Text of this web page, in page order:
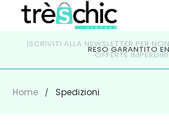
PAGA A RATE CONKLARNA,
ISCRIVITI ALLA NEWSLETTER PER
OFFERTE
RESO GARANTITO
Home Spedizioni